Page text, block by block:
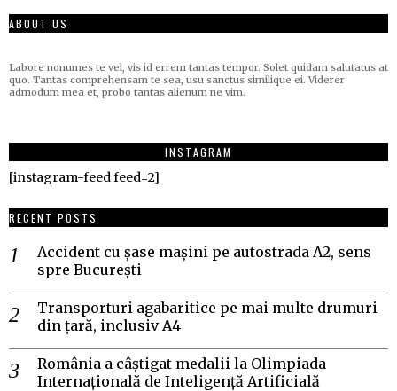
ABOUT US
Labore nonumes te vel, vis id errem tantas tempor. Solet quidam salutatus at
quo. Tantas comprehensam te sea, usu sanctus similique ei. Viderer
admodum mea et, probo tantas alienum ne vim.
INSTAGRAM
[instagram-feed feed=2]
RECENT POSTS
Accident cu șase mașini pe autostrada A2, sens
spre București
Transporturi agabaritice pe mai multe drumuri
din țară, inclusiv A4
România a câștigat medalii la Olimpiada
Internațională de Inteligență Artificială